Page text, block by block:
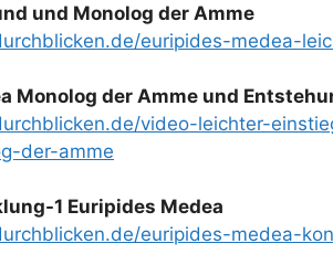
und Monolog der Amme
euripides-medea-
Monolog der Amme und
video-leichter-
der-amme
1 Euripides Medea
euripides-medea-